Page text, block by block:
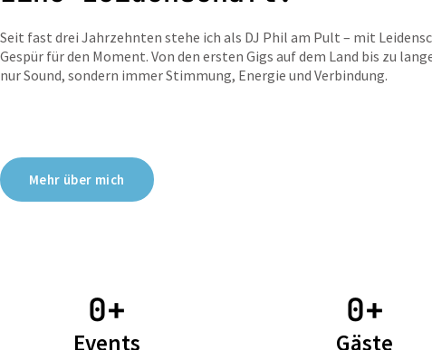
Seit fast drei Jahrzehnten stehe ich als DJ Phil am Pult – mit
Gespür für den Moment. Von den ersten Gigs auf dem Land bis zu
nur Sound, sondern immer Stimmung, Energie und Verbindung.
Mehr über mich
Events
0+
Gäste
0+